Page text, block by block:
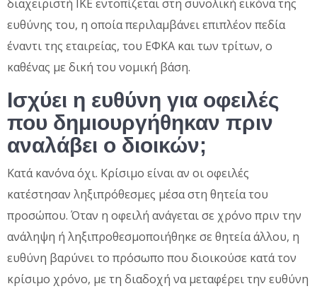
διαχειριστή ΙΚΕ εντοπίζεται στη συνολική εικόνα της
ευθύνης του, η οποία περιλαμβάνει επιπλέον πεδία
έναντι της εταιρείας, του ΕΦΚΑ και των τρίτων, ο
καθένας με δική του νομική βάση.
Ισχύει η ευθύνη για οφειλές
που δημιουργήθηκαν πριν
αναλάβει ο διοικών;
Κατά κανόνα όχι. Κρίσιμο είναι αν οι οφειλές
κατέστησαν ληξιπρόθεσμες μέσα στη θητεία του
προσώπου. Όταν η οφειλή ανάγεται σε χρόνο πριν την
ανάληψη ή ληξιπροθεσμοποιήθηκε σε θητεία άλλου, η
ευθύνη βαρύνει το πρόσωπο που διοικούσε κατά τον
κρίσιμο χρόνο, με τη διαδοχή να μεταφέρει την ευθύνη